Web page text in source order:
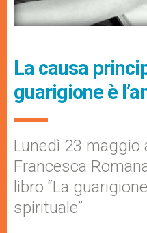
La causa
guarigione è
Lunedì 23 maggio
Francesca
libro “La
spirituale”